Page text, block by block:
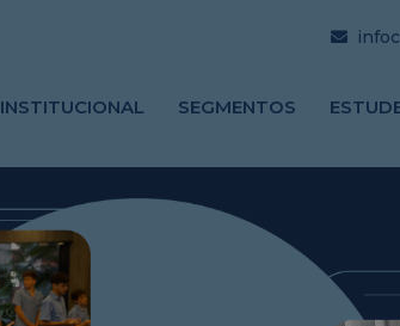
INSTITUCIONAL SEGMENTOS